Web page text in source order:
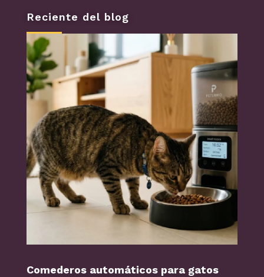
Reciente del blog
Comederos automáticos para gatos